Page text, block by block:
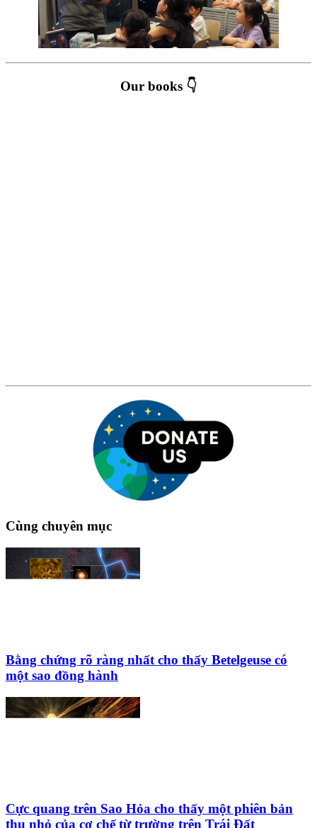
Our books 👇
Cùng chuyên mục
Bằng chứng rõ ràng nhất cho thấy Betelgeuse có
một sao đồng hành
Cực quang trên Sao Hỏa cho thấy một phiên bản
thu nhỏ của cơ chế từ trường trên Trái Đất